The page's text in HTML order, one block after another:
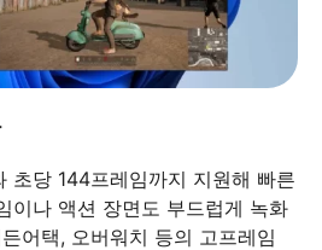
초당 144프레임까지 지원해 빠른
이나 액션 장면도 부드럽게 녹화
어택, 오버워치 등의 고프레임